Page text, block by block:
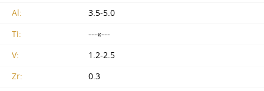
Al:
3.5-5.0
Ti:
---«---
V:
1.2-2.5
Zr:
0.3